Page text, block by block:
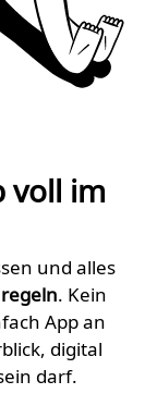
voll im
und alles
. Kein
App an
digital
darf.